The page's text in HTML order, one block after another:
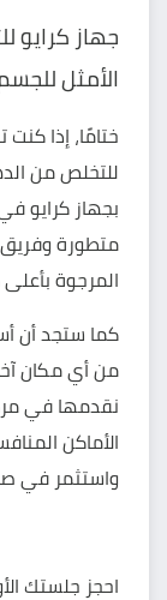
الأمثل
ختامًا، إذا
للتخلص من
متطورة
المرجوة
كما ستجد أن
من أي مكان
نقدمها في
الأماكن
واستثمر في
احجز جلستك